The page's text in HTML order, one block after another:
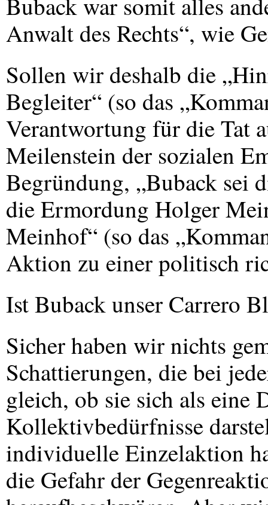
Anwalt des Rechts“, wie
Sollen wir deshalb die
Begleiter“ (so das
Verantwortung für die Tat
Meilenstein der sozialen
Begründung, „Buback sei
die Ermordung Holger
Meinhof“ (so das
Aktion zu einer politisch
Ist Buback unser Carrero
Sicher haben wir nichts
Schattierungen, die bei
gleich, ob sie sich als eine
Kollektivbedürfnisse
individuelle Einzelaktion
die Gefahr der